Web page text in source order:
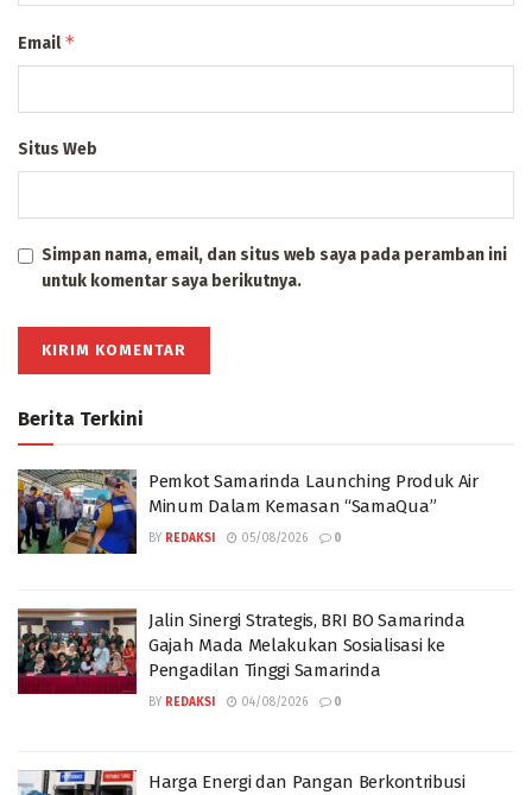
Email*
Situs Web
Simpan nama, email, dan situs web saya pada peramban ini
untuk komentar saya berikutnya.
Berita Terkini
Pemkot Samarinda Launching Produk Air
Minum Dalam Kemasan “SamaQua”
BY REDAKSI 05/08/2026 0
Jalin Sinergi Strategis, BRI BO Samarinda
Gajah Mada Melakukan Sosialisasi ke
Pengadilan Tinggi Samarinda
BY REDAKSI 04/08/2026 0
Harga Energi dan Pangan Berkontribusi